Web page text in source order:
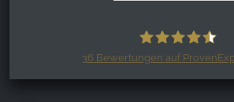
36 Bewertungen auf